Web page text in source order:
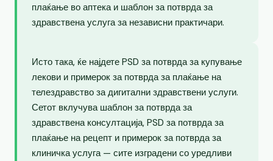
плаќање во аптека и шаблон за потврда за
здравствена услуга за независни практичари.
Исто така, ќе најдете PSD за потврда за купување
лекови и примерок за потврда за плаќање на
телездравство за дигитални здравствени услуги.
Сетот вклучува шаблон за потврда за
здравствена консултација, PSD за потврда за
плаќање на рецепт и примерок за потврда за
клиничка услуга — сите изградени со уредливи